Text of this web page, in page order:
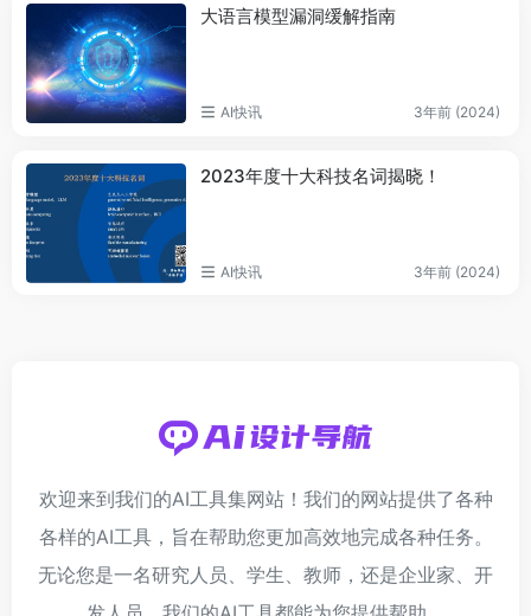
大语言模型漏洞缓解指南
AI快讯 3年前 (2024)
2023年度十大科技名词揭晓！
AI快讯 3年前 (2024)
欢迎来到我们的AI工具集网站！我们的网站提供了各种
各样的AI工具，旨在帮助您更加高效地完成各种任务。
无论您是一名研究人员、学生、教师，还是企业家、开